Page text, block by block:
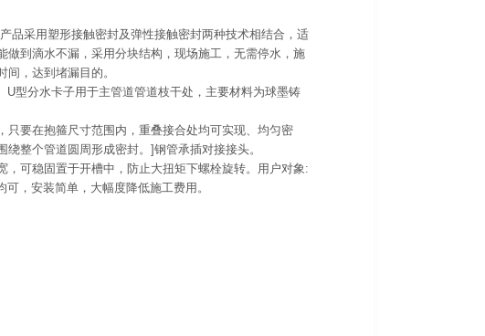
采用塑形接触密封及弹性接触密封两种技术相结合，适
到滴水不漏，采用分块结构，现场施工，无需停水，施
，达到堵漏目的。
型分水卡子用于主管道管道枝干处，主要材料为球墨铸
要在抱箍尺寸范围内，重叠接合处均可实现、均匀密
整个管道圆周形成密封。]钢管承插对接接头。
可稳固置于开槽中，防止大扭矩下螺栓旋转。用户对象:
，安装简单，大幅度降低施工费用。